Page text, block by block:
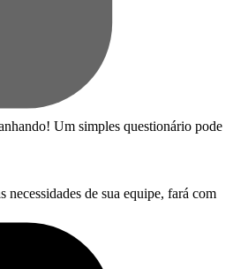
Um simples questionário pode
de sua equipe, fará com